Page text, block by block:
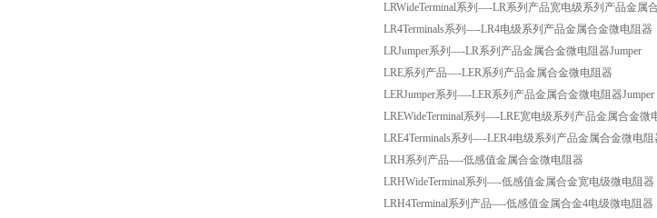
LRWideTerminal系列—-LR系列产品宽电级系列产品金属
LR4Terminals系列—-LR4电级系列产品金属合金微电阻器
LRJumper系列—-LR系列产品金属合金微电阻器Jumper
LRE系列产品—-LER系列产品金属合金微电阻器
LERJumper系列—-LER系列产品金属合金微电阻器Jumper
LREWideTerminal系列—-LRE宽电级系列产品金属合金微
LRE4Terminals系列—-LER4电级系列产品金属合金微电阻
LRH系列产品—-低感值金属合金微电阻器
LRHWideTerminal系列—-低感值金属合金宽电级微电阻器
LRH4Terminal系列产品—-低感值金属合金4电级微电阻器